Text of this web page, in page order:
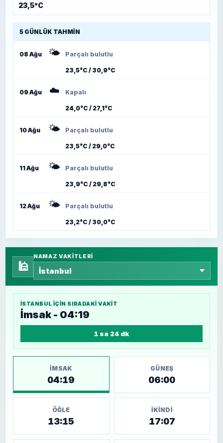
23,5°C
5 GÜNLÜK TAHMIN
08 Ağu 🌤️ Parçalı bulutlu
23,5°C / 30,9°C
09 Ağu ☁️ Kapalı
24,0°C / 27,1°C
10 Ağu 🌤️ Parçalı bulutlu
23,5°C / 29,0°C
11 Ağu 🌤️ Parçalı bulutlu
23,9°C / 29,8°C
12 Ağu 🌤️ Parçalı bulutlu
23,2°C / 30,0°C
🕌
NAMAZ VAKITLERI
İSTANBUL IÇIN SIRADAKI VAKIT
İmsak - 04:19
1 sa 24 dk
İMSAK
04:19
GÜNEŞ
06:00
ÖĞLE
13:15
İKINDI
17:07